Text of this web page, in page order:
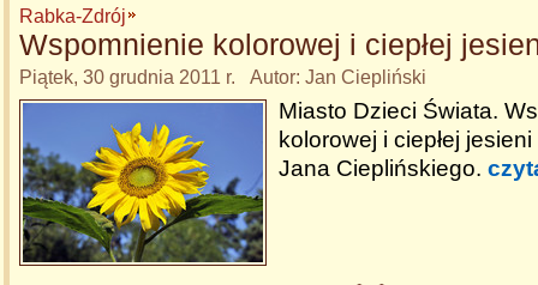
Rabka-Zdrój
Wspomnienie kolorowej i ciepłej
Piątek, 30 grudnia 2011 r. Autor: Jan Ciepliński
Miasto Dzieci Świata.
kolorowej i ciepłej
Jana Cieplińskiego.